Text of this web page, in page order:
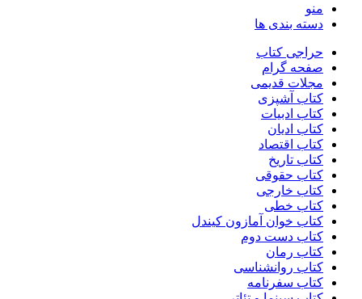
منو
دسته بندی ها
حراجی کتاب
صفحه گرام
مجلات قدیمی
کتاب آشپزی
کتاب ادبیات
کتاب ادیان
کتاب اقتصاد
کتاب تاریخ
کتاب حقوقی
کتاب خارجی
کتاب خطی
کتاب خوان آمازون کیندل
کتاب دست دوم
کتاب رمان
کتاب روانشناسی
کتاب سفرنامه